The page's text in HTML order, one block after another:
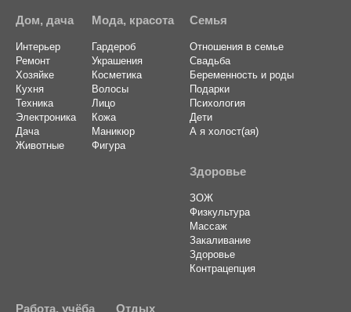
Дом, дача
Интерьер
Ремонт
Хозяйке
Кухня
Техника
Электроника
Дача
Животные
Мода, красота
Гардероб
Украшения
Косметика
Волосы
Лицо
Кожа
Маникюр
Фигура
Семья
Отношения в семье
Свадьба
Беременность и роды
Подарки
Психология
Дети
А я холост(ая)
Здоровье
ЗОЖ
Физкультура
Массаж
Закаливание
Здоровье
Контрацепция
Работа, учёба Отдых